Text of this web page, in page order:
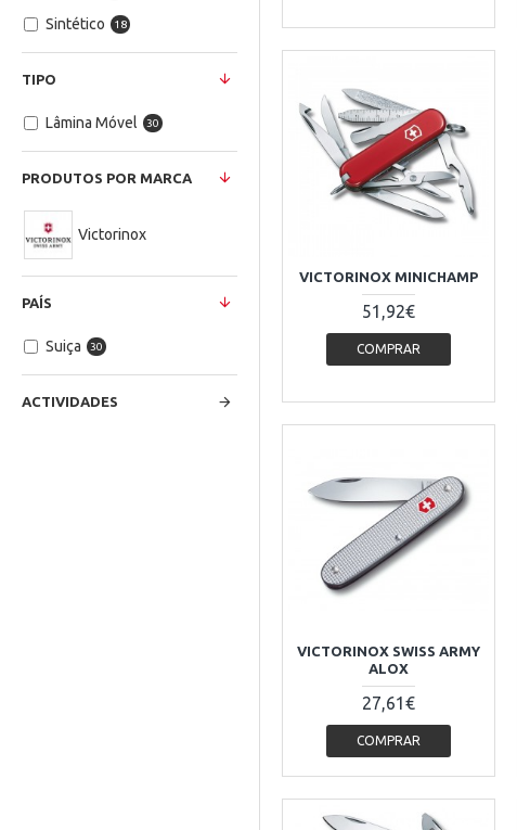
PRODUTOS POR MARCA
Victorinox
Sintético 18
TIPO
Lâmina Móvel 30
PAÍS
Suiça 30
ACTIVIDADES
VICTORINOX MINICHAMP
51,92€
COMPRAR
VICTORINOX SWISS ARMY
ALOX
27,61€
COMPRAR